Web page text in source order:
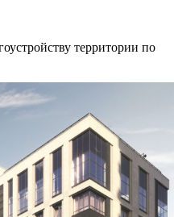
территории по